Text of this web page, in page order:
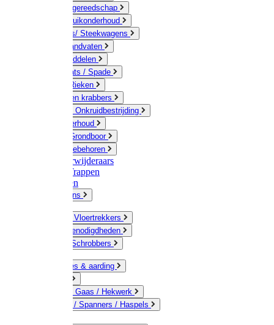
Elektrisch gereedschap
Boom / Struikonderhoud
Kruiwagens/ Steekwagens
Stelen / Handvaten
Tuinhulpmiddelen
Schop / Bats / Spade
Vorken & Rieken
Cultivator en krabbers
Schoffels / Onkruidbestrijding
Gazononderhoud
Hamers / Grondboor
Sledes / toebehoren
Onkruidverwijderaars
Ladders / Trappen
Werkbanken
Betonmolens
Bezems & Vloertrekkers
Schildersbenodigdheden
Borstels / Schrobbers
Accessoires & aarding
Geleiders / Gaas / Hekwerk
Verbinders / Spanners / Haspels